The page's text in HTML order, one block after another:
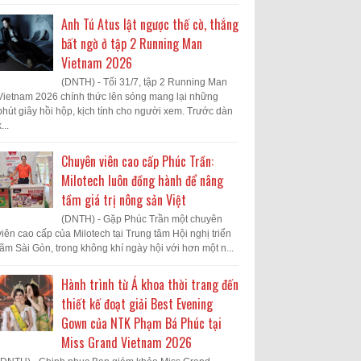
Anh Tú Atus lật ngược thế cờ, thắng
bất ngờ ở tập 2 Running Man
Vietnam 2026
(DNTH) - Tối 31/7, tập 2 Running Man
2026 chính thức lên sóng mang lại những
giây hồi hộp, kịch tính cho người xem. Trước dàn
Chuyên viên cao cấp Phúc Trần:
Milotech luôn đồng hành để nâng
tầm giá trị nông sản Việt
(DNTH) - Gặp Phúc Trần một chuyên
cao cấp của Milotech tại Trung tâm Hội nghị triển
Sài Gòn, trong không khí ngày hội với hơn một n...
Hành trình từ Á khoa thời trang đến
thiết kế đoạt giải Best Evening
Gown của NTK Phạm Bá Phúc tại
Miss Grand Vietnam 2026